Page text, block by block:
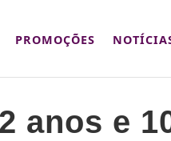
PROMOÇÕES
anos e